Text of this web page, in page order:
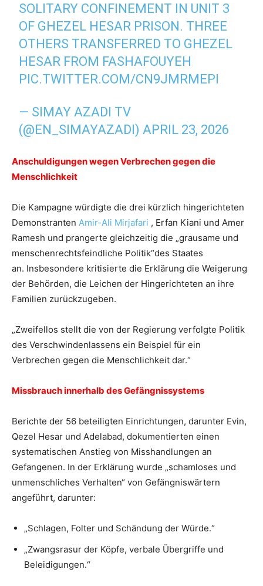
SOLITARY CONFINEMENT IN UNIT 3
OF GHEZEL HESAR PRISON. THREE
OTHERS TRANSFERRED TO GHEZEL
HESAR FROM FASHAFOUYEH
PIC.TWITTER.COM/CN9JMRMEPI
— SIMAY AZADI TV
(@EN_SIMAYAZADI) APRIL 23, 2026
Anschuldigungen wegen Verbrechen gegen die
Menschlichkeit
Die Kampagne würdigte die drei kürzlich hingerichteten
Demonstranten Amir-Ali Mirjafari , Erfan Kiani und Amer
Ramesh und prangerte gleichzeitig die „grausame und
menschenrechtsfeindliche Politik“des Staates
an. Insbesondere kritisierte die Erklärung die Weigerung
der Behörden, die Leichen der Hingerichteten an ihre
Familien zurückzugeben.
„Zweifellos stellt die von der Regierung verfolgte Politik
des Verschwindenlassens ein Beispiel für ein
Verbrechen gegen die Menschlichkeit dar.“
Missbrauch innerhalb des Gefängnissystems
Berichte der 56 beteiligten Einrichtungen, darunter Evin,
Qezel Hesar und Adelabad, dokumentierten einen
systematischen Anstieg von Misshandlungen an
Gefangenen. In der Erklärung wurde „schamloses und
unmenschliches Verhalten“ von Gefängniswärtern
angeführt, darunter:
„Schlagen, Folter und Schändung der Würde.“
„Zwangsrasur der Köpfe, verbale Übergriffe und
Beleidigungen.“